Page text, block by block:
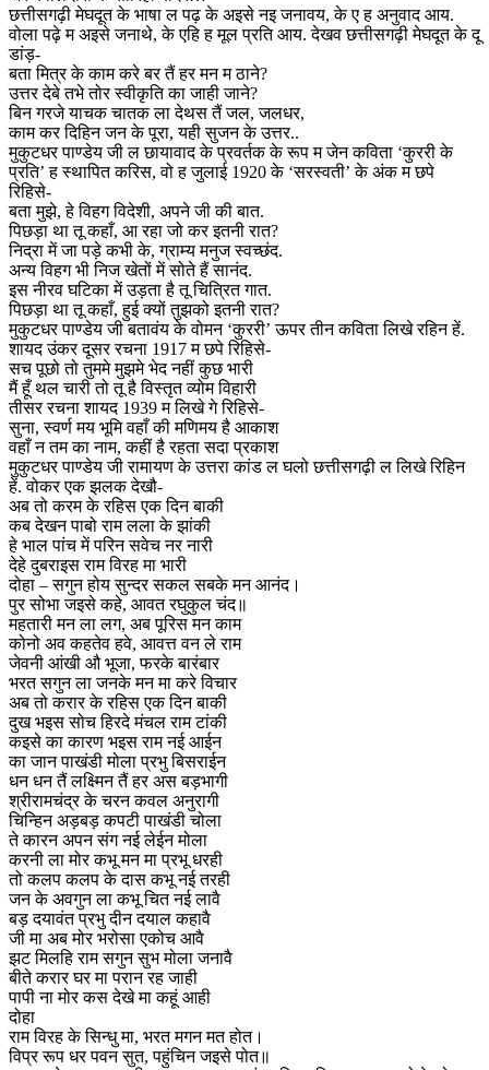
छत्तीसगढ़ी मेघदूत के भाषा ल पढ़ के अइसे नइ जनावय, के ए ह अनुवाद आय.
वोला पढ़े म अइसे जनाथे, के एहि ह मूल प्रति आय. देखव छत्तीसगढ़ी मेघदूत के दू
डांड़-
बता मित्र के काम करे बर तैं हर मन म ठाने?
उत्तर देबे तभे तोर स्वीकृति का जाही जाने?
बिन गरजे याचक चातक ला देथस तैं जल, जलधर,
काम कर दिहिन जन के पूरा, यही सुजन के उत्तर..
मुकुटधर पाण्डेय जी ल छायावाद के प्रवर्तक के रूप म जेन कविता ‘कुररी के
प्रति’ ह स्थापित करिस, वो ह जुलाई 1920 के ‘सरस्वती’ के अंक म छपे
रिहिसे-
बता मुझे, हे विहग विदेशी, अपने जी की बात.
पिछड़ा था तू कहाँ, आ रहा जो कर इतनी रात?
निद्रा में जा पड़े कभी के, ग्राम्य मनुज स्वच्छंद.
अन्य विहग भी निज खेतों में सोते हैं सानंद.
इस नीरव घटिका में उड़ता है तू चित्रित गात.
पिछड़ा था तू कहाँ, हुई क्यों तुझको इतनी रात?
मुकुटधर पाण्डेय जी बतावंय के वोमन ‘कुररी’ ऊपर तीन कविता लिखे रहिन हें.
शायद उंकर दूसर रचना 1917 म छपे रिहिसे-
सच पूछो तो तुममे मुझमे भेद नहीं कुछ भारी
मैं हूँ थल चारी तो तू है विस्तृत व्योम विहारी
तीसर रचना शायद 1939 म लिखे गे रिहिसे-
सुना, स्वर्ण मय भूमि वहाँ की मणिमय है आकाश
वहाँ न तम का नाम, कहीं है रहता सदा प्रकाश
मुकुटधर पाण्डेय जी रामायण के उत्तरा कांड ल घलो छत्तीसगढ़ी ल लिखे रिहिन
हें. वोकर एक झलक देखौ-
अब तो करम के रहिस एक दिन बाकी
कब देखन पाबो राम लला के झांकी
हे भाल पांच में परिन सवेच नर नारी
देहे दुबराइस राम विरह मा भारी
दोहा – सगुन होय सुन्दर सकल सबके मन आनंद।
पुर सोभा जइसे कहे, आवत रघुकुल चंद॥
महतारी मन ला लग, अब पूरिस मन काम
कोनो अव कहतेव हवे, आवत्त वन ले राम
जेवनी आंखी औ भूजा, फरके बारंबार
भरत सगुन ला जनके मन मा करे विचार
अब तो करार के रहिस एक दिन बाकी
दुख भइस सोच हिरदे मंचल राम टांकी
कइसे का कारण भइस राम नई आईन
का जान पाखंडी मोला प्रभु बिसराईन
धन धन तैं लक्ष्मिन तैं हर अस बड़भागी
श्रीरामचंद्र के चरन कवल अनुरागी
चिन्हिन अड़बड़ कपटी पाखंडी चोला
ते कारन अपन संग नई लेईन मोला
करनी ला मोर कभू मन मा प्रभू धरही
तो कलप कलप के दास कभू नई तरही
जन के अवगुन ला कभू चित नई लावै
बड़ दयावंत प्रभु दीन दयाल कहावै
जी मा अब मोर भरोसा एकोच आवै
झट मिलहि राम सगुन सुभ मोला जनावै
बीते करार घर मा परान रह जाही
पापी ना मोर कस देखे मा कहूं आही
दोहा
राम विरह के सिन्धु मा, भरत मगन मत होत।
विप्र रूप धर पवन सुत, पहुंचिन जइसे पोत॥